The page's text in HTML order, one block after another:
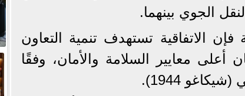
الجوي بينهما.
فإن الاتفاقية تستهدف تنمية التعاون
معايير السلامة والأمان، وفقًا
1944).